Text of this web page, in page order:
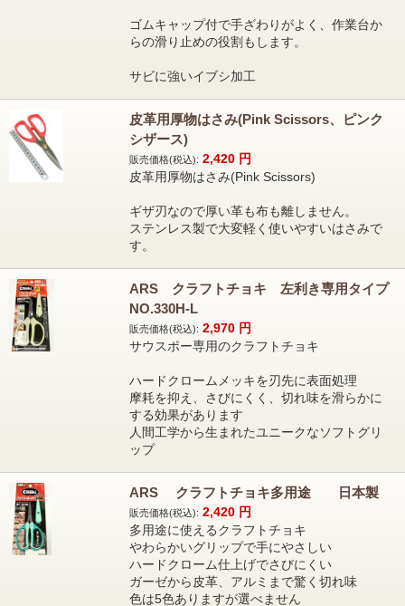
ゴムキャップ付で手ざわりがよく、作業台か
らの滑り止めの役割もします。
サビに強いイブシ加工
皮革用厚物はさみ(Pink Scissors、ピンク
シザース)
販売価格(税込): 2,420 円
皮革用厚物はさみ(Pink Scissors)
ギザ刃なので厚い革も布も離しません。
ステンレス製で大変軽く使いやすいはさみで
す。
ARS クラフトチョキ 左利き専用タイプ
NO.330H-L
販売価格(税込): 2,970 円
サウスポー専用のクラフトチョキ
ハードクロームメッキを刃先に表面処理
摩耗を抑え、さびにくく、切れ味を滑らかに
する効果があります
人間工学から生まれたユニークなソフトグリ
ップ
ARS クラフトチョキ多用途 日本製
販売価格(税込): 2,420 円
多用途に使えるクラフトチョキ
やわらかいグリップで手にやさしい
ハードクローム仕上げでさびにくい
ガーゼから皮革、アルミまで驚く切れ味
色は5色ありますが選べません